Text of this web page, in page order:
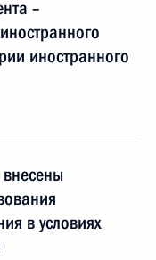
–
иностранного
в условиях